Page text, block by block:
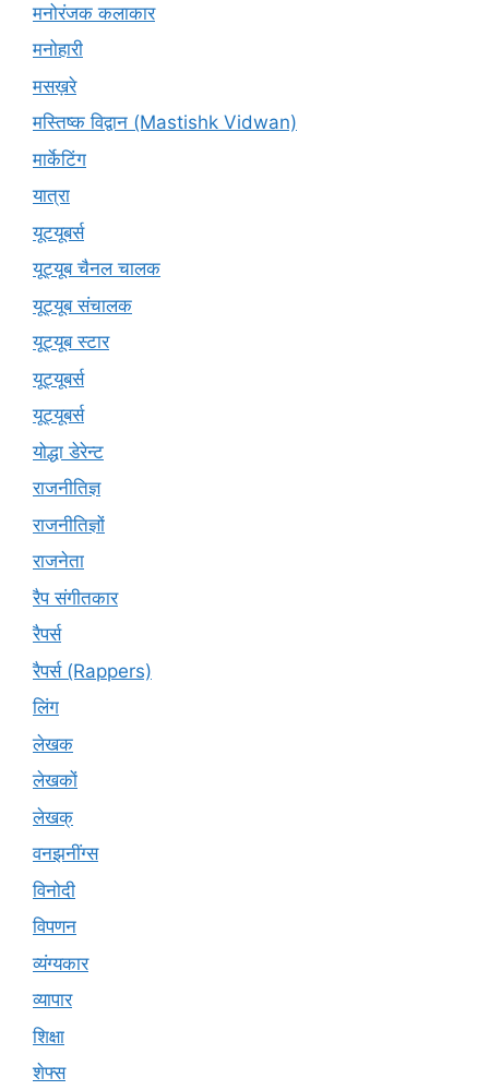
मनोरंजक कलाकार
मनोहारी
मसख़रे
मस्तिष्क विद्वान (Mastishk Vidwan)
मार्केटिंग
यात्रा
यूटयूबर्स
यूट्यूब चैनल चालक
यूट्यूब संचालक
यूट्यूब स्टार
यूट्‍यूबर्स
यूट्यूबर्स
योद्धा डेरेन्ट
राजनीतिज्ञ
राजनीतिज्ञों
राजनेता
रैप संगीतकार
रैपर्स
रैपर्स (Rappers)
लिंग
लेखक
लेखकों
लेखक्
वनझनींग्स
विनोदी
विपणन
व्यंग्यकार
व्यापार
शिक्षा
शेफ्स